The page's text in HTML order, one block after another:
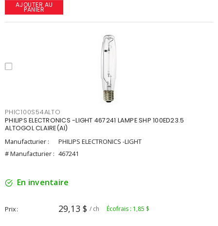
AJOUTER AU
PANIER
PHIC100S54ALTO
PHILIPS ELECTRONICS -LIGHT 467241 LAMPE SHP 100ED23.5
ALTOGOL CLAIRE(AI)
Manufacturier :
PHILIPS ELECTRONICS -LIGHT
# Manufacturier : 467241
En inventaire
Prix 29,13 $ / ch Écofrais : 1,85 $